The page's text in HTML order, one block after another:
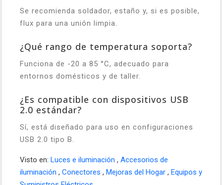
Se recomienda soldador, estaño y, si es posible,
flux para una unión limpia.
¿Qué rango de temperatura soporta?
Funciona de -20 a 85 °C, adecuado para
entornos domésticos y de taller.
¿Es compatible con dispositivos USB
2.0 estándar?
Sí, está diseñado para uso en configuraciones
USB 2.0 tipo B.
Visto en: Luces e iluminación , Accesorios de
iluminación , Conectores , Mejoras del Hogar , Equipos y